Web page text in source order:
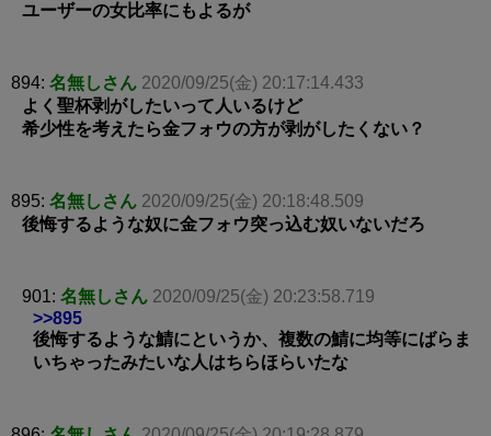
ユーザーの女比率にもよるが
894: 名無しさん 2020/09/25(金) 20:17:14.433
よく聖杯剥がしたいって人いるけど
希少性を考えたら金フォウの方が剥がしたくない？
895: 名無しさん 2020/09/25(金) 20:18:48.509
後悔するような奴に金フォウ突っ込む奴いないだろ
901: 名無しさん 2020/09/25(金) 20:23:58.719
>>895
後悔するような鯖にというか、複数の鯖に均等にばらま
いちゃったみたいな人はちらほらいたな